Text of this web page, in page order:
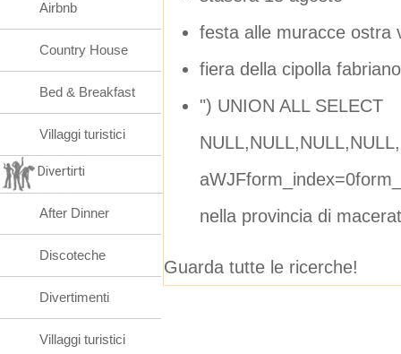
festa alle muracce ostra
fiera della cipolla
") UNION ALL SELECT
nella provincia di
Guarda tutte le ricerche!
Airbnb
Country House
Bed & Breakfast
Villaggi turistici
Divertirti
After Dinner
Discoteche
Divertimenti
Villaggi turistici